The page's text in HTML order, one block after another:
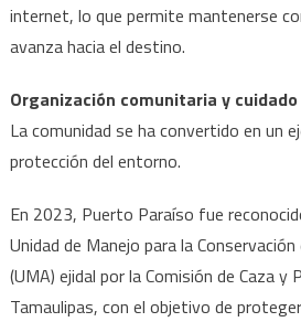
internet, lo que permite mantenerse
avanza hacia el destino.
Organización comunitaria y
La comunidad se ha convertido en un
protección del entorno.
En 2023, Puerto Paraíso fue
Unidad de Manejo para la
(UMA) ejidal por la Comisión de Caza y
Tamaulipas, con el objetivo de